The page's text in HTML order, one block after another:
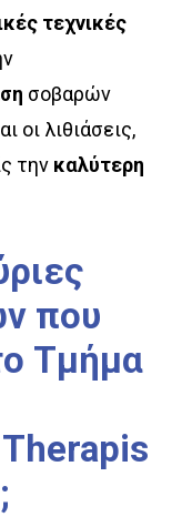
τεχνικές
σοβαρών
οι λιθιάσεις,
την καλύτερη
που
Τμήμα
Therapis